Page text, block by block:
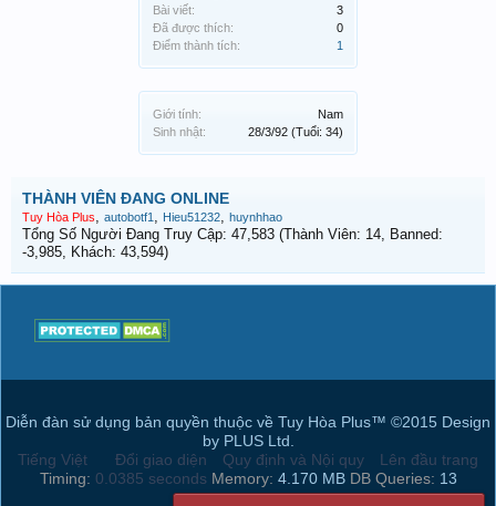
Bài viết:
3
Đã được thích:
0
Điểm thành tích:
1
Giới tính:
Nam
Sinh nhật:
28/3/92 (Tuổi: 34)
THÀNH VIÊN ĐANG ONLINE
Tuy Hòa Plus, autobotf1 , Hieu51232, huynhhao
Tổng Số Người Đang Truy Cập: 47,583 (Thành Viên: 14, Banned:
-3,985, Khách: 43,594)
Diễn đàn sử dụng bản quyền thuộc về Tuy Hòa Plus™ ©2015 Design
by PLUS Ltd.
Tiếng Việt
Đổi giao diện Quy định và Nội quy
Lên đầu trang
Timing: 0.0385 seconds Memory: 4.170 MB DB Queries: 13